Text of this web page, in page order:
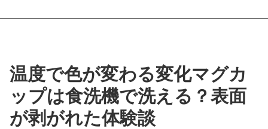
温度で色が変わる変化マグカ
ップは食洗機で洗える？表面
が剥がれた体験談